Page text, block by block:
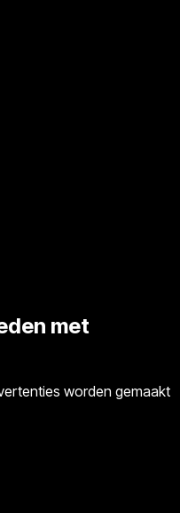
met
worden gemaakt